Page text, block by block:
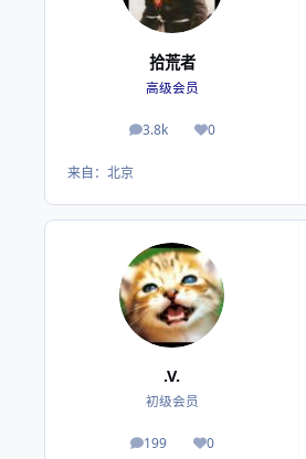
拾荒者
高级会员
3.8k
帖子 0
荣誉积分
来自： 北京
.V.
初级会员
199
帖子 0
荣誉积分